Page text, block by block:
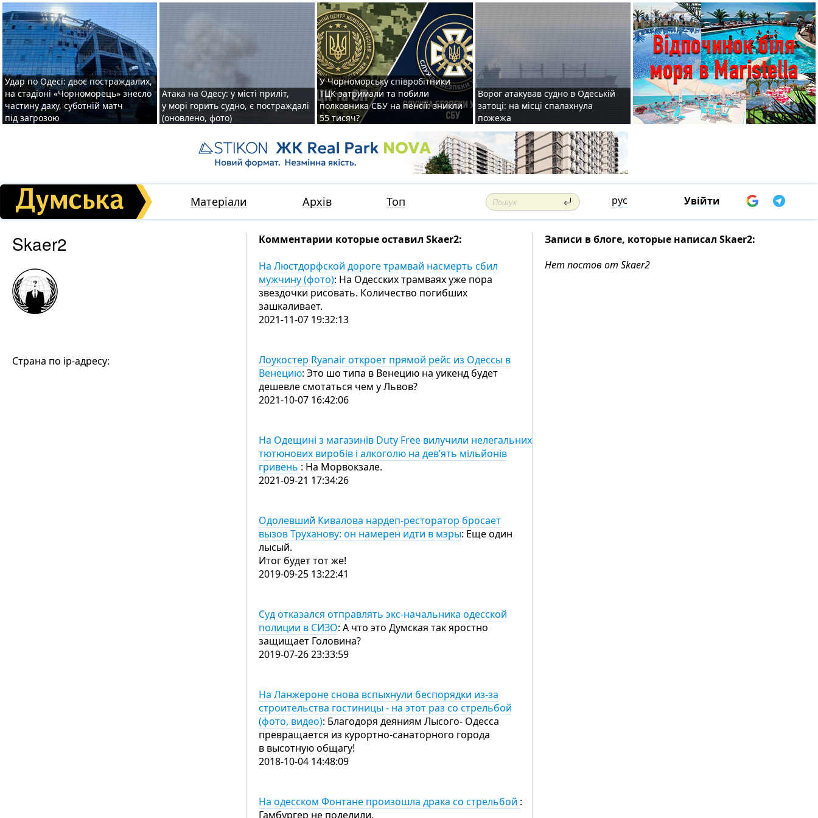
Удар по Одесі: двоє постраждалих,
на стадіоні «Чорноморець» знесло
частину даху, суботній матч
під загрозою
Атака на Одесу: у місті приліт,
у морі горить судно, є постраждалі
(оновлено, фото)
У Чорноморську співробітники
ТЦК затримали та побили
полковника СБУ на пенсії: зникли
55 тисяч?
Ворог атакував судно в Одеській
затоці: на місці спалахнула
пожежа
Матеріали Архів Топ рус Увійти
Skaer2
Страна по ip-адресу:
Комментарии которые оставил Skaer2:
На Люстдорфской дороге трамвай насмерть сбил
мужчину (фото): На Одесских трамваях уже пора
звездочки рисовать. Количество погибших
зашкаливает.
2021-11-07 19:32:13
Лоукостер Ryanair откроет прямой рейс из Одессы в
Венецию: Это шо типа в Венецию на уикенд будет
дешевле смотаться чем у Львов?
2021-10-07 16:42:06
На Одещині з магазинів Duty Free вилучили нелегальних
тютюнових виробів і алкоголю на дев’ять мільйонів
гривень : На Морвокзале.
2021-09-21 17:34:26
Одолевший Кивалова нардеп-ресторатор бросает
вызов Труханову: он намерен идти в мэры: Еще один
лысый.
Итог будет тот же!
2019-09-25 13:22:41
Суд отказался отправлять экс-начальника одесской
полиции в СИЗО: А что это Думская так яростно
защищает Головина?
2019-07-26 23:33:59
На Ланжероне снова вспыхнули беспорядки из-за
строительства гостиницы - на этот раз со стрельбой
(фото, видео): Благодоря деяниям Лысого- Одесса
превращается из курортно-санаторного города
в высотную общагу!
2018-10-04 14:48:09
На одесском Фонтане произошла драка со стрельбой :
Гамбургер не поделили.
Записи в блоге, которые написал Skaer2:
Нет постов от Skaer2